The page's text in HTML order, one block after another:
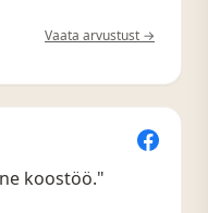
Vaata arvustust →
koostöö."